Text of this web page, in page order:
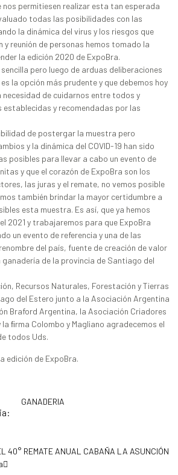
permitiesen realizar esta tan esperada
todas las posibilidades con las
la dinámica del virus y los riesgos que
y reunión de personas hemos tomado la
la edición 2020 de ExpoBra.
pero luego de arduas deliberaciones
la opción más prudente y que debemos hoy
necesidad de cuidarnos entre todos y
establecidas y recomendadas por las
de postergar la muestra pero
y la dinámica del COVID-19 han sido
posibles para llevar a cabo un evento de
y que el corazón de ExpoBra son los
las juras y el remate, no vemos posible
también brindar la mayor certidumbre a
esta muestra. Es así, que ya hemos
2021 y trabajaremos para que ExpoBra
un evento de referencia y una de las
del país, fuente de creación de valor
de la provincia de Santiago del
Recursos Naturales, Forestación y Tierras
del Estero junto a la Asociación Argentina
Braford Argentina, la Asociación Criadores
ﬁrma Colombo y Magliano agradecemos el
todos Uds.
edición de ExpoBra.
GANADERIA
40° REMATE ANUAL CABAÑA LA ASUNCIÓN